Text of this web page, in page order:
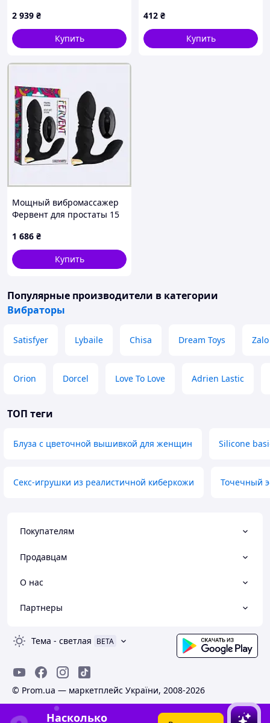
The Vibrator ErMax
2 939 ₴
Купить
412 ₴
Купить
Мощный вибромассажер
Фервент для простаты 15
1 686 ₴
Купить
Популярные производители в категории
Вибраторы
Satisfyer Lybaile Chisa Dream Toys Zalo
Orion Dorcel Love To Love Adrien Lastic
ТОП теги
Блуза с цветочной вышивкой для женщин Silicone
Секс-игрушки из реалистичной киберкожи Точечный
Покупателям
Продавцам
О нас
Партнеры
Тема - светлая BETA
© Prom.ua — маркетплейс України, 2008-2026
Насколько